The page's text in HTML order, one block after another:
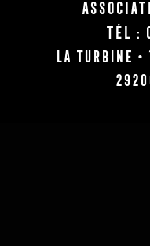
Tél :
La Turbine